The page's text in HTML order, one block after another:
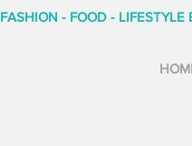
FASHION - FOOD - LIFESTYLE